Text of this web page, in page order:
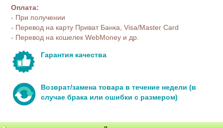
Оплата:
- При получении
- Перевод на карту Приват Банка, Visa/Master Card
- Перевод на кошелек WebMoney и др.
Гарантия качества
Возврат/замена товара в течение недели (в
случае брака или ошибки с размером)